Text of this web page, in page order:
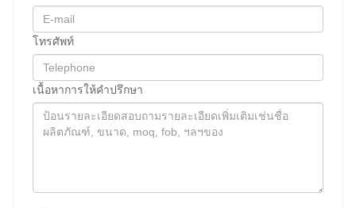
โทรศัพท์
เนื้อหาการให้คําปรึกษา